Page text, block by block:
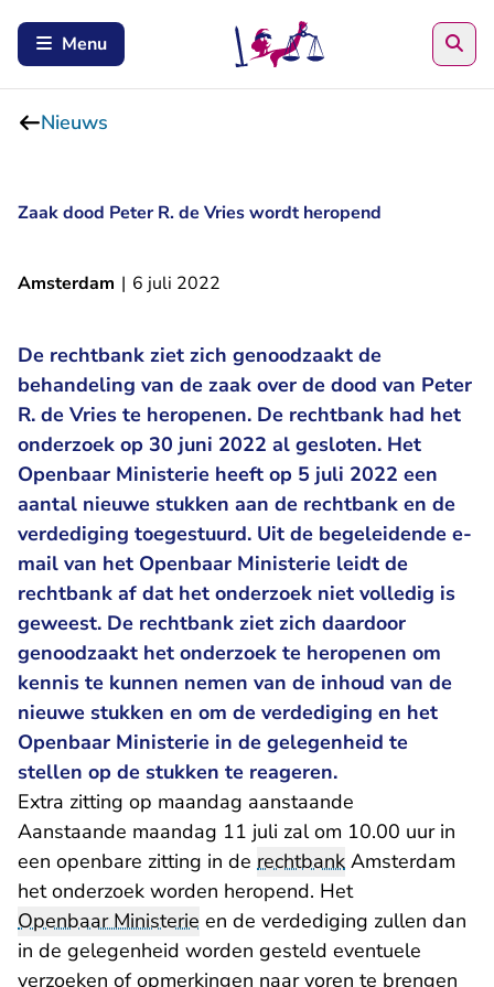
Menu
Nieuws
Zaak dood Peter R. de Vries wordt heropend
Amsterdam | 6 juli 2022
De rechtbank ziet zich genoodzaakt de
behandeling van de zaak over de dood van Peter
R. de Vries te heropenen. De rechtbank had het
onderzoek op 30 juni 2022 al gesloten. Het
Openbaar Ministerie heeft op 5 juli 2022 een
aantal nieuwe stukken aan de rechtbank en de
verdediging toegestuurd. Uit de begeleidende e-
mail van het Openbaar Ministerie leidt de
rechtbank af dat het onderzoek niet volledig is
geweest. De rechtbank ziet zich daardoor
genoodzaakt het onderzoek te heropenen om
kennis te kunnen nemen van de inhoud van de
nieuwe stukken en om de verdediging en het
Openbaar Ministerie in de gelegenheid te
stellen op de stukken te reageren.
Extra zitting op maandag aanstaande
Aanstaande maandag 11 juli zal om 10.00 uur in
een openbare zitting in de rechtbank Amsterdam
het onderzoek worden heropend. Het
Openbaar Ministerie en de verdediging zullen dan
in de gelegenheid worden gesteld eventuele
verzoeken of opmerkingen naar voren te brengen